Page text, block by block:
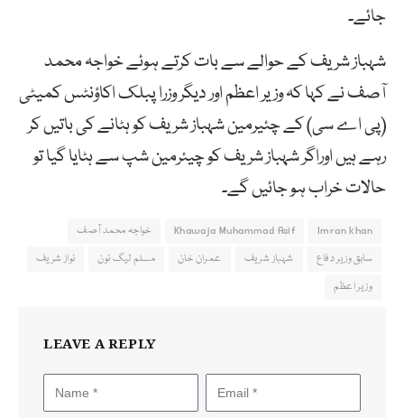
جائے۔
شہباز شریف کے حوالے سے بات کرتے ہوئے خواجہ محمد
آصف نے کہا کہ وزیر اعظم اور دیگر وزرا پبلک اکاؤنٹس کمیٹی
(پی اے سی) کے چئیرمین شہباز شریف کو ہٹانے کی باتیں کر
رہے ہیں اوراگر شہباز شریف کو چیئرمین شپ سے ہٹایا گیا تو
حالات خراب ہو جائیں گے۔
Imran khan
Khawaja Muhammad Asif
خواجہ محمد آصف
سابق وزیر دفاع
شہباز شریف عمران خان مسلم لیگ نون
نواز شریف
وزیر اعظم
LEAVE A REPLY